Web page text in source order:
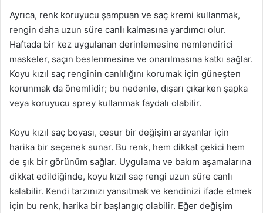
Ayrıca, renk koruyucu şampuan ve saç kremi kullanmak,
rengin daha uzun süre canlı kalmasına yardımcı olur.
Haftada bir kez uygulanan derinlemesine nemlendirici
maskeler, saçın beslenmesine ve onarılmasına katkı sağlar.
Koyu kızıl saç renginin canlılığını korumak için güneşten
korunmak da önemlidir; bu nedenle, dışarı çıkarken şapka
veya koruyucu sprey kullanmak faydalı olabilir.
Koyu kızıl saç boyası, cesur bir değişim arayanlar için
harika bir seçenek sunar. Bu renk, hem dikkat çekici hem
de şık bir görünüm sağlar. Uygulama ve bakım aşamalarına
dikkat edildiğinde, koyu kızıl saç rengi uzun süre canlı
kalabilir. Kendi tarzınızı yansıtmak ve kendinizi ifade etmek
için bu renk, harika bir başlangıç olabilir. Eğer değişim